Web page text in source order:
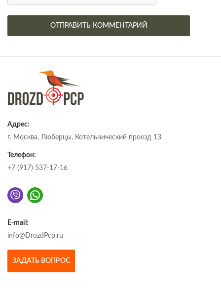
Адрес:
г. Москва, Люберцы, Котельнический проезд 13
Телефон:
+7 (917) 537-17-16
E-mail:
info@DrozdPcp.ru
ЗАДАТЬ ВОПРОС